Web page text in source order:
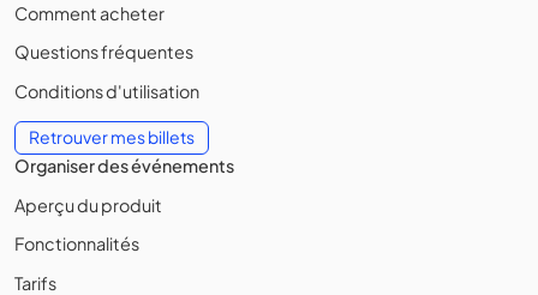
Comment acheter
Questions fréquentes
Conditions d'utilisation
Retrouver mes billets
Organiser des événements
Aperçu du produit
Fonctionnalités
Tarifs